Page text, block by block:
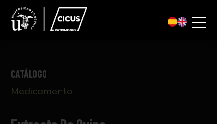
CATÁLOGO
Medicamento